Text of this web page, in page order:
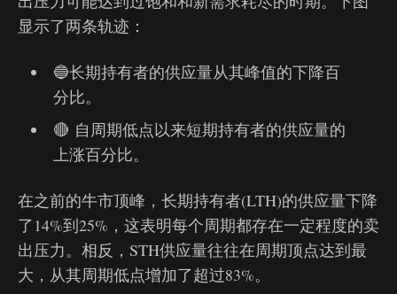
显示了两条轨迹：
🔵长期持有者的供应量从其峰值的下降百
分比。
🔴 自周期低点以来短期持有者的供应量的
上涨百分比。
在之前的牛市顶峰，长期持有者(LTH)的供应量下降
了14%到25%，这表明每个周期都存在一定程度的卖
出压力。相反，STH供应量往往在周期顶点达到最
大，从其周期低点增加了超过83%。